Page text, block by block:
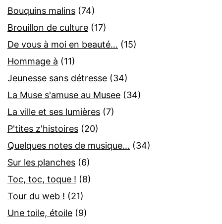
Bouquins malins (74)
Brouillon de culture (17)
De vous à moi en beauté… (15)
Hommage à (11)
Jeunesse sans détresse (34)
La Muse s'amuse au Musee (34)
La ville et ses lumières (7)
P'tites z'histoires (20)
Quelques notes de musique… (34)
Sur les planches (6)
Toc, toc, toque ! (8)
Tour du web ! (21)
Une toile, étoile (9)